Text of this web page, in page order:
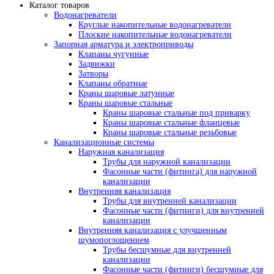
Каталог товаров
Водонагреватели
Круглые накопительные водонагреватели
Плоские накопительные водонагреватели
Запорная арматура и электроприводы
Клапаны чугунные
Задвижки
Затворы
Клапаны обратные
Краны шаровые латунные
Краны шаровые стальные
Краны шаровые стальные под приварку
Краны шаровые стальные фланцевые
Краны шаровые стальные резьбовые
Канализационные системы
Наружная канализация
Трубы для наружной канализации
Фасонные части (фитинга) для наружной
канализации
Внутренняя канализация
Трубы для внутренней канализации
Фасонные части (фитинги) для внутренней
канализации
Внутренняя канализация с улучшенным
шумопоглощением
Трубы бесшумные для внутренней
канализации
Фасонные части (фитинги) бесшумные для